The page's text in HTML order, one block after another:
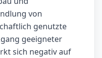
von
genutzte
geeigneter
sich negativ auf